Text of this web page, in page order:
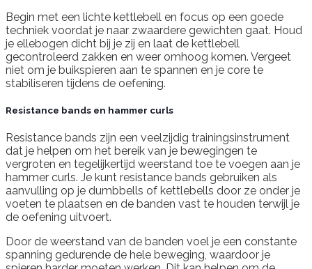
Begin met een lichte kettlebell en focus op een goede
techniek voordat je naar zwaardere gewichten gaat. Houd
je ellebogen dicht bij je zij en laat de kettlebell
gecontroleerd zakken en weer omhoog komen. Vergeet
niet om je buikspieren aan te spannen en je core te
stabiliseren tijdens de oefening.
Resistance bands en hammer curls
Resistance bands zijn een veelzijdig trainingsinstrument
dat je helpen om het bereik van je bewegingen te
vergroten en tegelijkertijd weerstand toe te voegen aan je
hammer curls. Je kunt resistance bands gebruiken als
aanvulling op je dumbbells of kettlebells door ze onder je
voeten te plaatsen en de banden vast te houden terwijl je
de oefening uitvoert.
Door de weerstand van de banden voel je een constante
spanning gedurende de hele beweging, waardoor je